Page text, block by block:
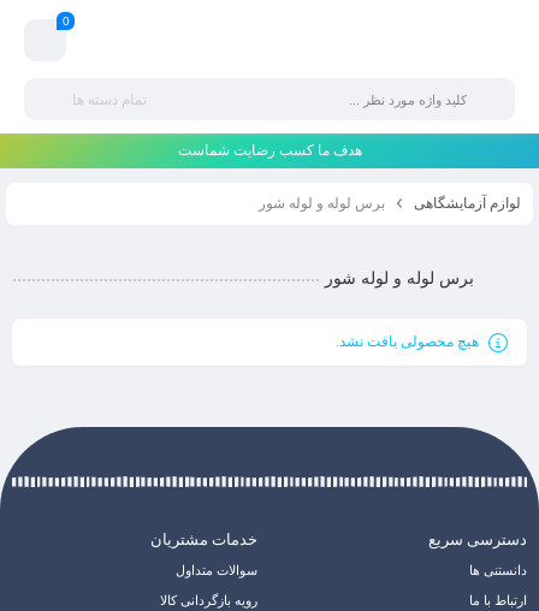
0
تمام دسته ها
هدف ما کسب رضایت شماست
لوازم آزمایشگاهی برس لوله و لوله شور
برس لوله و لوله شور
هیچ محصولی یافت نشد.
دسترسی سریع
دانستنی ها
ارتباط با ما
خدمات مشتریان
سوالات متداول
رویه بازگردانی کالا